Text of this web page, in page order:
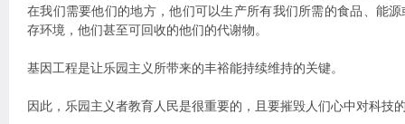
在我们需要他们的地方，他们可以生产所有我们所需的食品、能
存环境，他们甚至可回收的他们的代谢物。
基因工程是让乐园主义所带来的丰裕能持续维持的关键。
因此，乐园主义者教育人民是很重要的，且要摧毁人们心中对科技